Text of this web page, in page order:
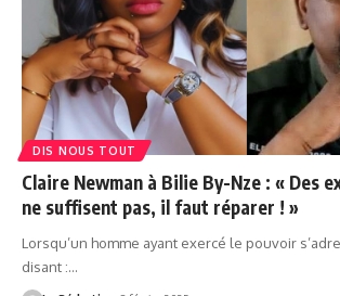
DIS NOUS TOUT
Claire Newman à Bilie By-Nze : « Des
ne suffisent pas, il faut réparer ! »
Lorsqu’un homme ayant exercé le pouvoir
disant :…